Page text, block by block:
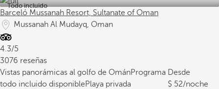
Todo incluido
Barceló Mussanah Resort, Sultanate of Oman
Mussanah Al Mudayq, Oman
4.3/5
3076 reseñas
Vistas panorámicas al golfo de OmánPrograma
todo incluido disponiblePlaya privada
Desde
52/noche